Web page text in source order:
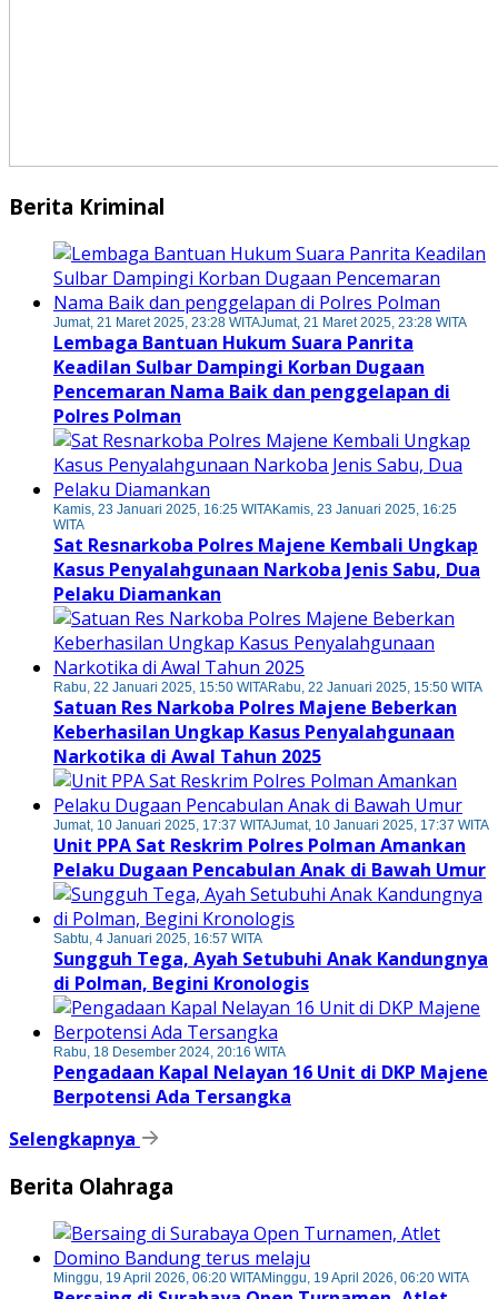
Berita Kriminal
Jumat, 21 Maret 2025, 23:28 WITAJumat, 21 Maret 2025, 23:28 WITA
Lembaga Bantuan Hukum Suara Panrita
Keadilan Sulbar Dampingi Korban Dugaan
Pencemaran Nama Baik dan penggelapan di
Polres Polman
Kamis, 23 Januari 2025, 16:25 WITAKamis, 23 Januari 2025, 16:25
WITA
Sat Resnarkoba Polres Majene Kembali Ungkap
Kasus Penyalahgunaan Narkoba Jenis Sabu, Dua
Pelaku Diamankan
Rabu, 22 Januari 2025, 15:50 WITARabu, 22 Januari 2025, 15:50 WITA
Satuan Res Narkoba Polres Majene Beberkan
Keberhasilan Ungkap Kasus Penyalahgunaan
Narkotika di Awal Tahun 2025
Jumat, 10 Januari 2025, 17:37 WITAJumat, 10 Januari 2025, 17:37 WITA
Unit PPA Sat Reskrim Polres Polman Amankan
Pelaku Dugaan Pencabulan Anak di Bawah Umur
Sabtu, 4 Januari 2025, 16:57 WITA
Sungguh Tega, Ayah Setubuhi Anak Kandungnya
di Polman, Begini Kronologis
Rabu, 18 Desember 2024, 20:16 WITA
Pengadaan Kapal Nelayan 16 Unit di DKP Majene
Berpotensi Ada Tersangka
Selengkapnya
Berita Olahraga
Minggu, 19 April 2026, 06:20 WITAMinggu, 19 April 2026, 06:20 WITA